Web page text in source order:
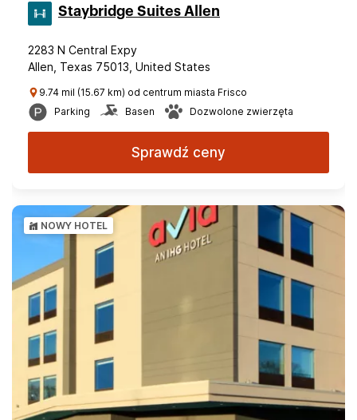
Staybridge Suites Allen
2283 N Central Expy
Allen, Texas 75013, United States
9.74 mil (15.67 km) od centrum miasta Frisco
Parking
Basen Dozwolone zwierzęta
Sprawdź ceny
NOWY HOTEL